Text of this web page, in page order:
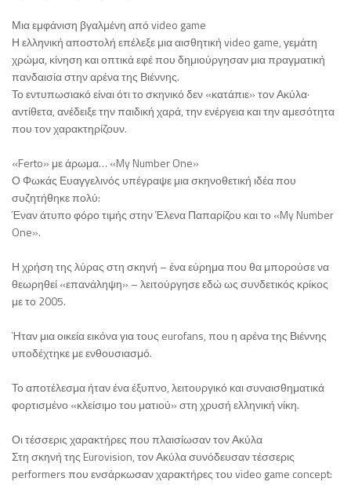
Μια εμφάνιση βγαλμένη από video game
Η ελληνική αποστολή επέλεξε μια αισθητική video game, γεμάτη
χρώμα, κίνηση και οπτικά εφέ που δημιούργησαν μια πραγματική
πανδαισία στην αρένα της Βιέννης.
Το εντυπωσιακό είναι ότι το σκηνικό δεν «κατάπιε» τον Ακύλα·
αντίθετα, ανέδειξε την παιδική χαρά, την ενέργεια και την αμεσότητα
που τον χαρακτηρίζουν.
«Ferto» με άρωμα… «My Number One»
Ο Φωκάς Ευαγγελινός υπέγραψε μια σκηνοθετική ιδέα που
συζητήθηκε πολύ:
Έναν άτυπο φόρο τιμής στην Έλενα Παπαρίζου και το «My Number
One».
Η χρήση της λύρας στη σκηνή – ένα εύρημα που θα μπορούσε να
θεωρηθεί «επανάληψη» – λειτούργησε εδώ ως συνδετικός κρίκος
με το 2005.
Ήταν μια οικεία εικόνα για τους eurofans, που η αρένα της Βιέννης
υποδέχτηκε με ενθουσιασμό.
Το αποτέλεσμα ήταν ένα έξυπνο, λειτουργικό και συναισθηματικά
φορτισμένο «κλείσιμο του ματιού» στη χρυσή ελληνική νίκη.
Οι τέσσερις χαρακτήρες που πλαισίωσαν τον Ακύλα
Στη σκηνή της Eurovision, τον Ακύλα συνόδευσαν τέσσερις
performers που ενσάρκωσαν χαρακτήρες του video game concept: